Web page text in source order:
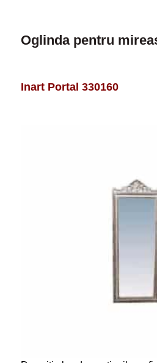
Oglinda pentru
Inart Portal 330160